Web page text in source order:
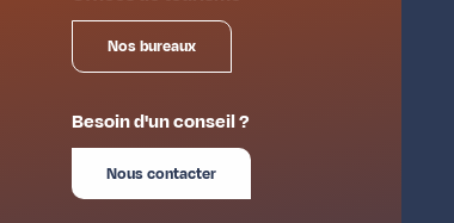
Nos bureaux
Besoin d'un conseil ?
Nous contacter